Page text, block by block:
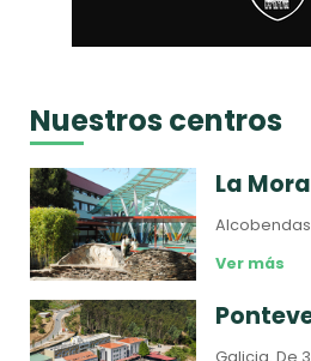
Nuestros centros
La
Ver más
Galicia.De